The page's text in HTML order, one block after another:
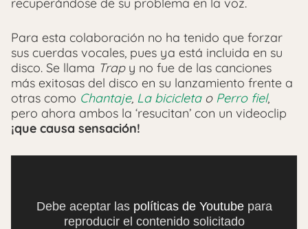
Para esta colaboración no ha tenido que forzar
sus cuerdas vocales, pues ya está incluida en su
disco. Se llama Trapy no fue de las canciones
más exitosas del disco en su lanzamiento frente a
otras como Chantaje, La bicicletao Perro fiel,
pero ahora ambos la ‘resucitan’ con un videoclip
¡que causa sensación!
Debe aceptar las políticas de Youtubepara
reproducir el contenido solicitado